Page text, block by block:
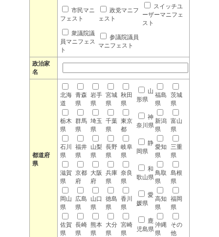
市民マニ
フェスト
政党マニフ
ェスト
スイッチユ
ーザーマニフェ
スト
衆議院議
員マニフェス
ト
参議院議員
マニフェスト
政治家
名
都道府
県
北海
道
青森
県
岩手
県
宮城
県
秋田
県
山
形県
福島
県
茨城
県
栃木
県
群馬
県
埼玉
県
千葉
県
東京
都
神
奈川県
新潟
県
富山
県
石川
県
福井
県
山梨
県
長野
県
岐阜
県
静
岡県
愛知
県
三重
県
滋賀
県
京都
府
大阪
府
兵庫
県
奈良
県
和
歌山県
鳥取
県
島根
県
岡山
県
広島
県
山口
県
徳島
県
香川
県
愛
媛県
高知
県
福岡
県
佐賀
県
長崎
県
熊本
県
大分
県
宮崎
県
鹿
児島県
沖縄
県
その
他